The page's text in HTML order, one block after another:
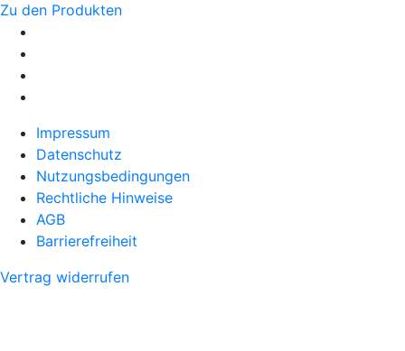
Zu den Produkten
Impressum
Datenschutz
Nutzungsbedingungen
Rechtliche Hinweise
AGB
Barrierefreiheit
Vertrag widerrufen